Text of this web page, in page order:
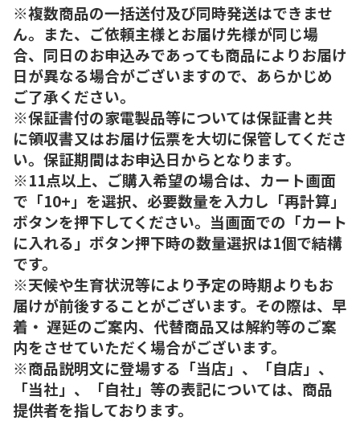
※複数商品の一括送付及び同時発送はできませ
ん。また、ご依頼主様とお届け先様が同じ場
合、同日のお申込みであっても商品によりお届け
日が異なる場合がございますので、あらかじめ
ご了承ください。
※保証書付の家電製品等については保証書と共
に領収書又はお届け伝票を大切に保管してくださ
い。保証期間はお申込日からとなります。
※11点以上、ご購入希望の場合は、カート画面
で「10+」を選択、必要数量を入力し「再計算」
ボタンを押下してください。当画面での「カート
に入れる」ボタン押下時の数量選択は1個で結構
です。
※天候や生育状況等により予定の時期よりもお
届けが前後することがございます。その際は、早
着・ 遅延のご案内、代替商品又は解約等のご案
内をさせていただく場合がございます。
※商品説明文に登場する「当店」、「自店」、
「当社」、「自社」等の表記については、商品
提供者を指しております。